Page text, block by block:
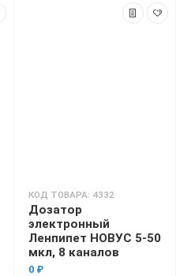
КОД ТОВАРА: 4332
Дозатор
электронный
Ленпипет НОВУС 5-50
мкл, 8 каналов
0 ₽